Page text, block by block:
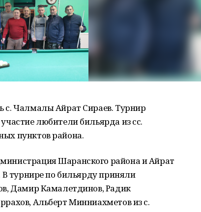
с. Чалмалы Айрат Сираев. Турнир
любители бильярда из сс.
пунктов района.
Шаранского района и Айрат
турнире по бильярду приняли
Дамир Камалетдинов, Радик
Альберт Минниахметов из с.